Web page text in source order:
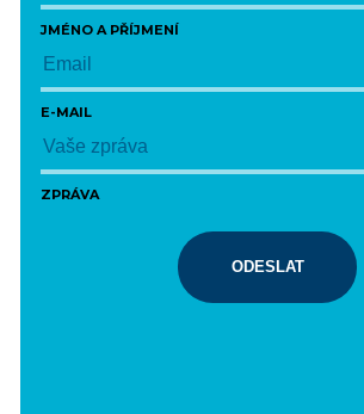
JMÉNO A PŘÍJMENÍ
E-MAIL
ZPRÁVA
ODESLAT